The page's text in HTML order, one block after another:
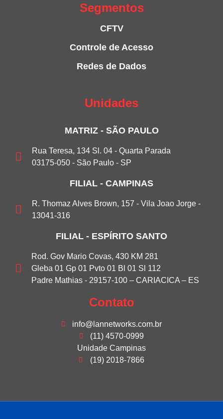
Segmentos
CFTV
Controle de Acesso
Redes de Dados
Unidades
MATRIZ - SÃO PAULO
Rua Teresa, 134 Sl. 04 - Quarta Parada
03175-050 - São Paulo - SP
FILIAL - CAMPINAS
R. Thomaz Alves Brown, 157 - Vila Joao Jorge -
13041-316
FILIAL - ESPÍRITO SANTO
Rod. Gov Mario Covas, 430 KM 281
Gleba 01 Gp 01 Pvto 01 Bl 01 Sl 112
Padre Mathias - 29157-100 – CARIACICA – ES
Contato
info@lannetworks.com.br
(11) 4570-0999
Unidade Campinas
(19) 2018-7866